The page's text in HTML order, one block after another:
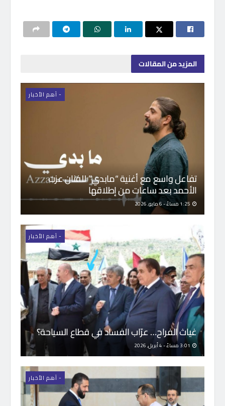
المزيدمن المقالات
- اَهم الأخبار
تفاعل واسع مع أغنية “مابدي” للفنان عزت
الأحمد بعد ساعات من إطلاقها
- اَهم الأخبار
غياث الفراح… عرّاب الفساد في قطاع السياحة؟
- اَهم الأخبار